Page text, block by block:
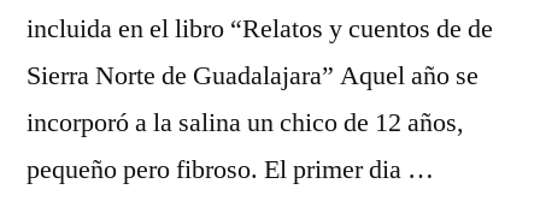
incluida en el libro “Relatos y cuentos de de
Sierra Norte de Guadalajara” Aquel año se
incorporó a la salina un chico de 12 años,
pequeño pero fibroso. El primer dia …